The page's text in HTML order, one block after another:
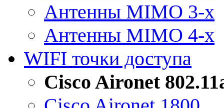
Антенны MIMO 3-x
Антенны MIMO 4-x
WIFI точки доступа
Cisco Aironet